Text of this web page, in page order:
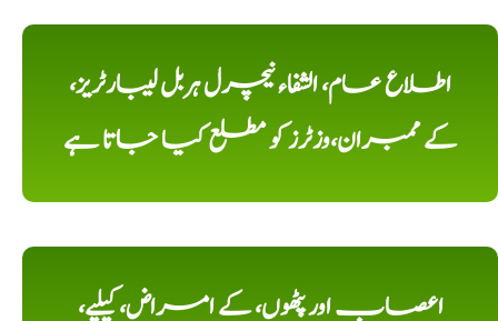
اطلاع عام، الشفاء نیچرل ہربل لیبارٹریز،
کے ممبران،وزٹرز کو مطلع کیا جاتا ہے
اعصاب اور پٹھوں، کے امراض، کیلیے،